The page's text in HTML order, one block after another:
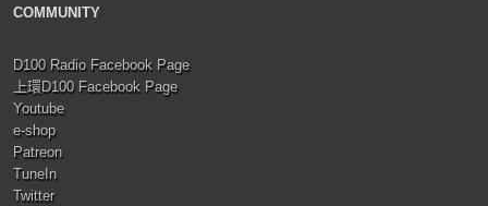
COMMUNITY
D100 Radio Facebook Page
上環D100 Facebook Page
Youtube
e-shop
Patreon
TuneIn
Twitter